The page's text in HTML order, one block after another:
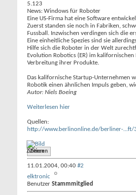
5.123
News: Windows für Roboter
Eine US-Firma hat eine Software
Zuerst standen sie noch in Fabriken,
Fussball. Inzwischen verdingen sich die
Eine einheitliche Spezies sind sie
Hilfe sich die Roboter in der Welt
Evolution Robotics (ER) im
Verbreitung ihrer Produkte.
Das kalifornische Startup-Unternehmen
Robotik einen ähnlichen Impuls geben,
Autor: Niels Boeing
Weiterlesen hier
Quellen:
http://www.berlinonline.de/berliner-...ft/
Zitieren
11.01.2004, 00:40 #2
elktronic
Benutzer Stammmitglied